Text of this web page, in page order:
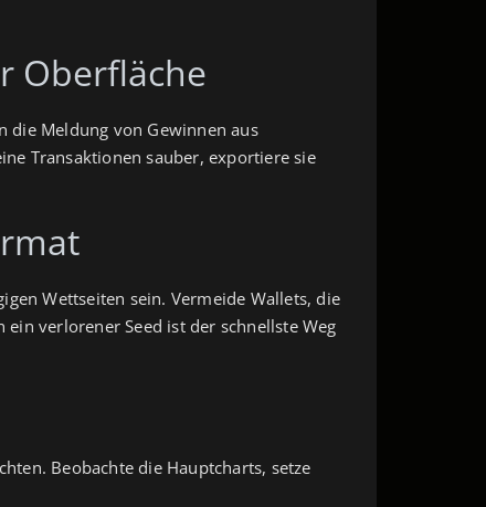
Oberfläche
die Meldung von Gewinnen aus
Transaktionen sauber, exportiere sie
Wettseiten sein. Vermeide Wallets, die
ein verlorener Seed ist der schnellste Weg
Beobachte die Hauptcharts, setze